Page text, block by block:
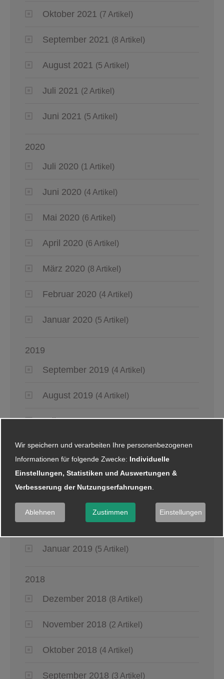
Oktober 2021 (7 Artikel)
September 2021 (8 Artikel)
August 2021 (5 Artikel)
Juli 2021 (2 Artikel)
Juni 2021 (5 Artikel)
2020
Juli 2020 (1 Artikel)
Juni 2020 (4 Artikel)
Mai 2020 (6 Artikel)
April 2020 (6 Artikel)
März 2020 (8 Artikel)
Februar 2020 (4 Artikel)
Januar 2020 (5 Artikel)
2019
September 2019 (4 Artikel)
August 2019 (4 Artikel)
Juli 2019 (4 Artikel)
Juni 2019 (6 Artikel)
Mai 2019 (2 Artikel)
März 2019 (6 Artikel)
Januar 2019 (5 Artikel)
2018
Dezember 2018 (8 Artikel)
November 2018 (2 Artikel)
Oktober 2018 (4 Artikel)
September 2018 (3 Artikel)
Wir speichern und verarbeiten Ihre personenbezogenen
Informationen für folgende Zwecke: Individuelle
Einstellungen, Statistiken und Auswertungen &
Verbesserung der Nutzungserfahrungen
Ablehnen Zustimmen Einstellungen